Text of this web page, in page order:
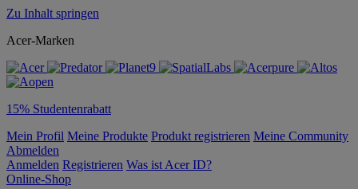
Zu Inhalt springen
Acer-Marken
15% Studentenrabatt
Mein Profil Meine Produkte Produkt registrieren Meine Community
Abmelden
Anmelden Registrieren Was ist Acer ID?
Online-Shop